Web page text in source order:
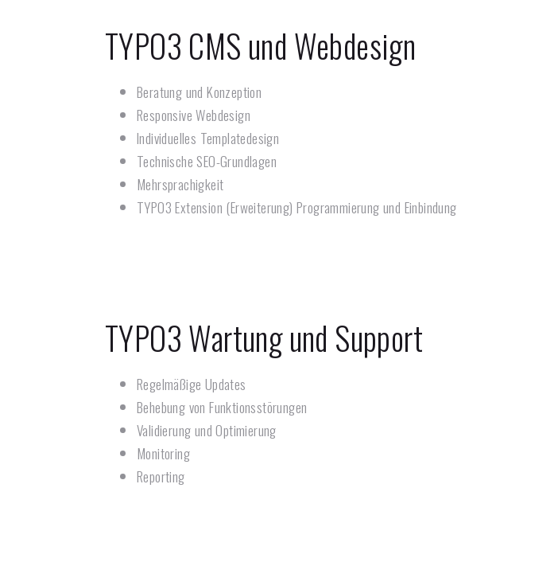
TYPO3 CMS und Webdesign
Beratung und Konzeption
Responsive Webdesign
Individuelles Templatedesign
Technische SEO-Grundlagen
Mehrsprachigkeit
TYPO3 Extension (Erweiterung) Programmierung und Einbindung
TYPO3 Wartung und Support
Regelmäßige Updates
Behebung von Funktionsstörungen
Validierung und Optimierung
Monitoring
Reporting